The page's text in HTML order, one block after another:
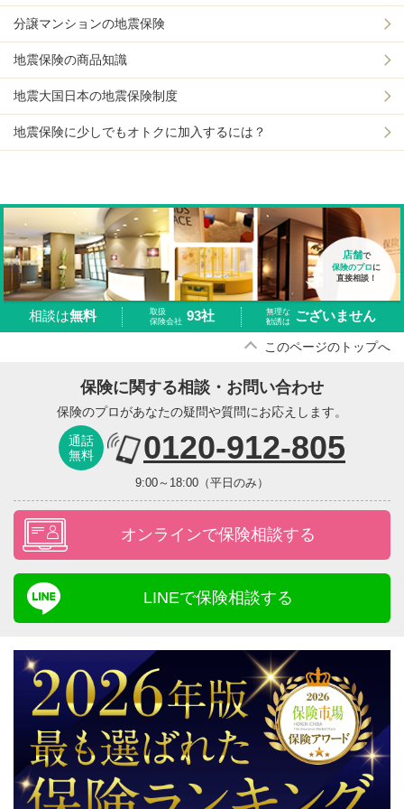
分譲マンションの地震保険
地震保険の商品知識
地震大国日本の地震保険制度
地震保険に少しでもオトクに加入するには？
店舗で
保険のプロ に
直接相談！
相談は無料
取扱
保険会社 93社
無理な
勧誘は
ございません
このページのトップへ
保険に関する相談・お問い合わせ
保険のプロがあなたの疑問や質問にお応えします。
通話
無料
0120-912-805
9:00～18:00（平日のみ）
オンラインで保険相談する
LINEで保険相談する